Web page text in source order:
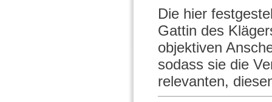
Die hier
Gattin des
objektiven
sodass sie die
relevanten,